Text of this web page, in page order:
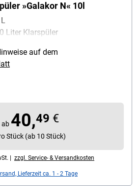
»Galakor N« 10l
Liter Klarspüler
auf dem
ab 40,49 €
Stück (ab 10 Stück)
| zzgl. Service- & Versandkosten
Lieferzeit ca. 1 - 2 Tage